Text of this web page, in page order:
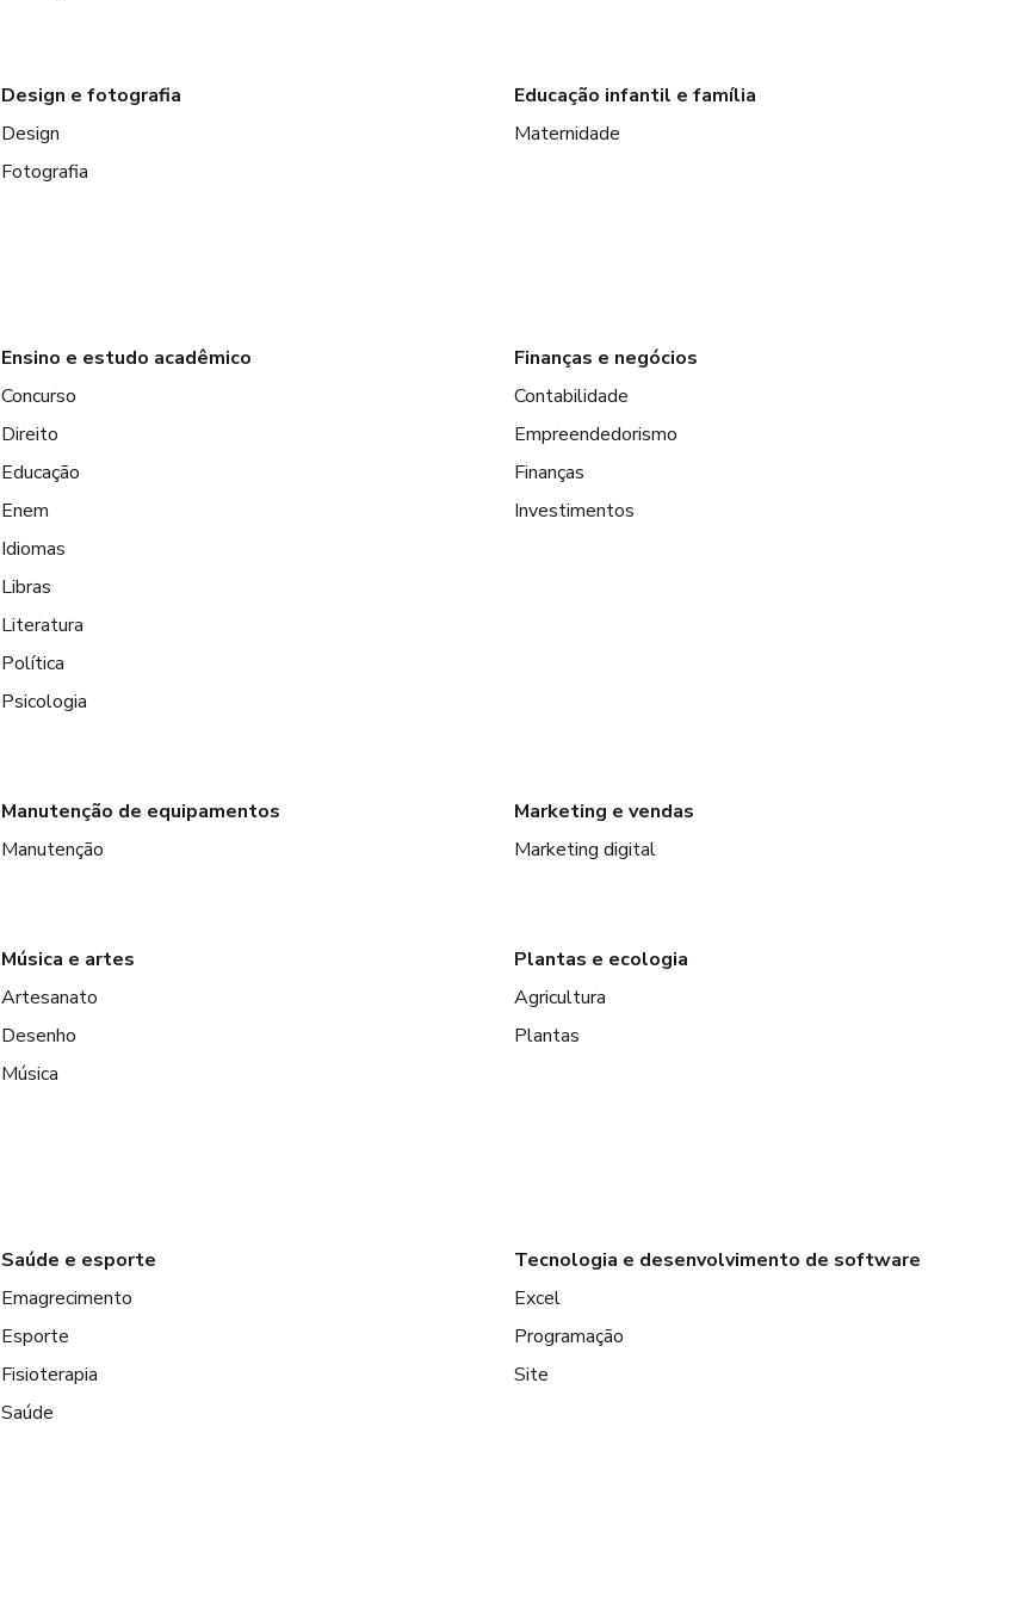
Design e fotografia
Design
Fotografia
Educação infantil e família
Maternidade
Ensino e estudo acadêmico
Concurso
Direito
Educação
Enem
Idiomas
Libras
Literatura
Política
Psicologia
Finanças e negócios
Contabilidade
Empreendedorismo
Finanças
Investimentos
Manutenção de equipamentos
Manutenção
Marketing e vendas
Marketing digital
Música e artes
Artesanato
Desenho
Música
Plantas e ecologia
Agricultura
Plantas
Saúde e esporte
Emagrecimento
Esporte
Fisioterapia
Saúde
Tecnologia e desenvolvimento de software
Excel
Programação
Site